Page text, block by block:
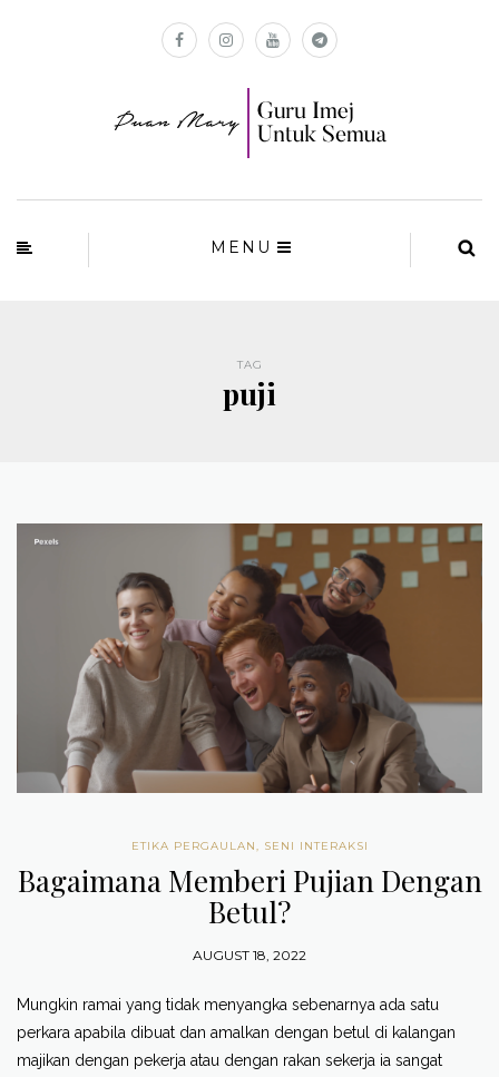
MENU
TAG
puji
ETIKA PERGAULAN, SENI INTERAKSI
Bagaimana Memberi Pujian Dengan
Betul?
AUGUST 18, 2022
Mungkin ramai yang tidak menyangka sebenarnya ada satu
perkara apabila dibuat dan amalkan dengan betul di kalangan
majikan dengan pekerja atau dengan rakan sekerja ia sangat